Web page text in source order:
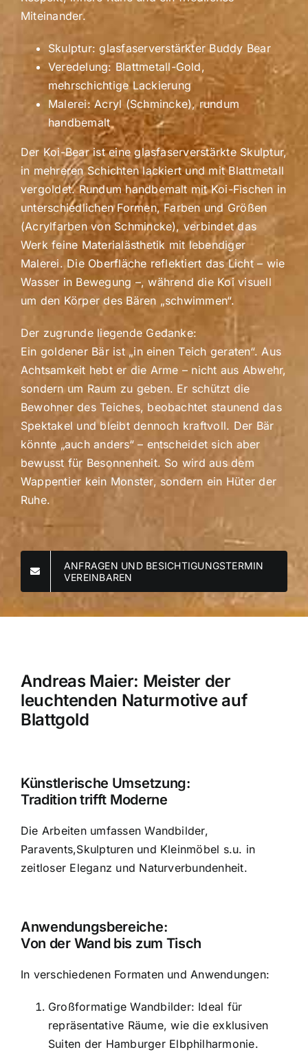
Miteinander.
Skulptur: glasfaserverstärkter Buddy Bear
Veredelung: Blattmetall-Gold,
mehrschichtige Lackierung
Malerei: Acryl (Schmincke), rundum
handbemalt
Der Koi-Bear ist eine glasfaserverstärkte Skulptur,
in mehreren Schichten lackiert und mit Blattmetall
vergoldet. Rundum handbemalt mit Koi-Fischen in
unterschiedlichen Formen, Farben und Größen
(Acrylfarben von Schmincke), verbindet das
Werk feine Materialästhetik mit lebendiger
Malerei. Die Oberfläche reflektiert das Licht – wie
Wasser in Bewegung –, während die Koi visuell
um den Körper des Bären „schwimmen“.
Der zugrunde liegende Gedanke:
Ein goldener Bär ist „in einen Teich geraten“. Aus
Achtsamkeit hebt er die Arme – nicht aus Abwehr,
sondern um Raum zu geben. Er schützt die
Bewohner des Teiches, beobachtet staunend das
Spektakel und bleibt dennoch kraftvoll. Der Bär
könnte „auch anders“ – entscheidet sich aber
bewusst für Besonnenheit. So wird aus dem
Wappentier kein Monster, sondern ein Hüter der
Ruhe.
ANFRAGEN UND BESICHTIGUNGSTERMIN
VEREINBAREN
Andreas Maier: Meister der
leuchtenden Naturmotive auf
Blattgold
Künstlerische Umsetzung:
Tradition trifft Moderne
Die Arbeiten umfassen Wandbilder,
Paravents,Skulpturen und Kleinmöbel s.u. in
zeitloser Eleganz und Naturverbundenheit.
Anwendungsbereiche:
Von der Wand bis zum Tisch
In verschiedenen Formaten und Anwendungen:
Großformatige Wandbilder: Ideal für
repräsentative Räume, wie die exklusiven
Suiten der Hamburger Elbphilharmonie.